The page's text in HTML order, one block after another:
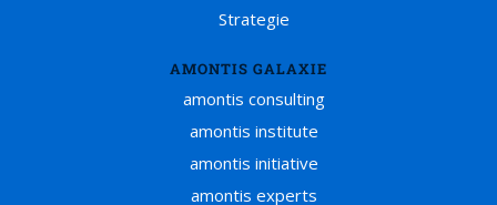
Strategie
AMONTIS GALAXIE
amontis consulting
amontis institute
amontis initiative
amontis experts